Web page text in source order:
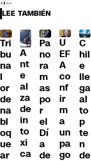
LEE TAMBIÉN
Tri
bu
na
l
or
de
na
bl
oq
ue
ar
A
nt
e
al
za
de
in
to
xi
ca
Pa
no
ra
m
as
po
r
el
Dí
a
de
U
EF
A
co
nf
ir
m
a
un
pa
go
C
hil
e
lle
ga
al
to
p
te
n
de